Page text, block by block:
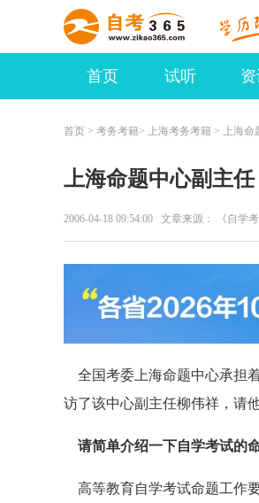
首页 试听
首页 > 考务考籍> 上海考务考籍 > 上海命
上海命题中心副主
2006-04-18 09:54:00 文章来源： 《自学
全国考委上海命题中心承担
访了该中心副主任柳伟祥，请
请简单介绍一下自学考试的
高等教育自学考试命题工作